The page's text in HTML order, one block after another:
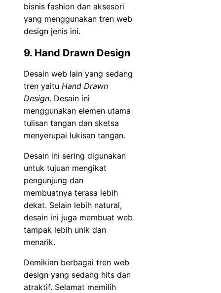
bisnis fashion dan aksesori
yang menggunakan tren web
design jenis ini.
9. Hand Drawn Design
Desain web lain yang sedang
tren yaitu Hand Drawn
Design. Desain ini
menggunakan elemen utama
tulisan tangan dan sketsa
menyerupai lukisan tangan.
Desain ini sering digunakan
untuk tujuan mengikat
pengunjung dan
membuatnya terasa lebih
dekat. Selain lebih natural,
desain ini juga membuat web
tampak lebih unik dan
menarik.
Demikian berbagai tren web
design yang sedang hits dan
atraktif. Selamat memilih